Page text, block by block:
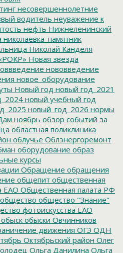
несовершеннолетние
водитель неуважение к
нефть Нижнеленинский
николаевка_памятник
Николай Канделя
Новая звезда
нововведение
новое_оборудование
Новый год новый год_2021
новый учебный год
новый_год_2026 нормы
ноябрь обзор событий за
областная поликлиника
облучье Облэнергоремонт
оборудование образ
курсы
Обращение обращения
общепит общественная
ЕАО Общественная палата РФ
общество общество "Знание"
фотоискусства ЕАО
обыск обыски Овчинников
движения ОГЭ ОДН
Октябрьский район Олег
Ольга Данилина Ольга